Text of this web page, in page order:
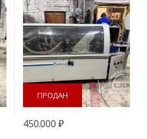
ПРОДАН
450.000 ₽